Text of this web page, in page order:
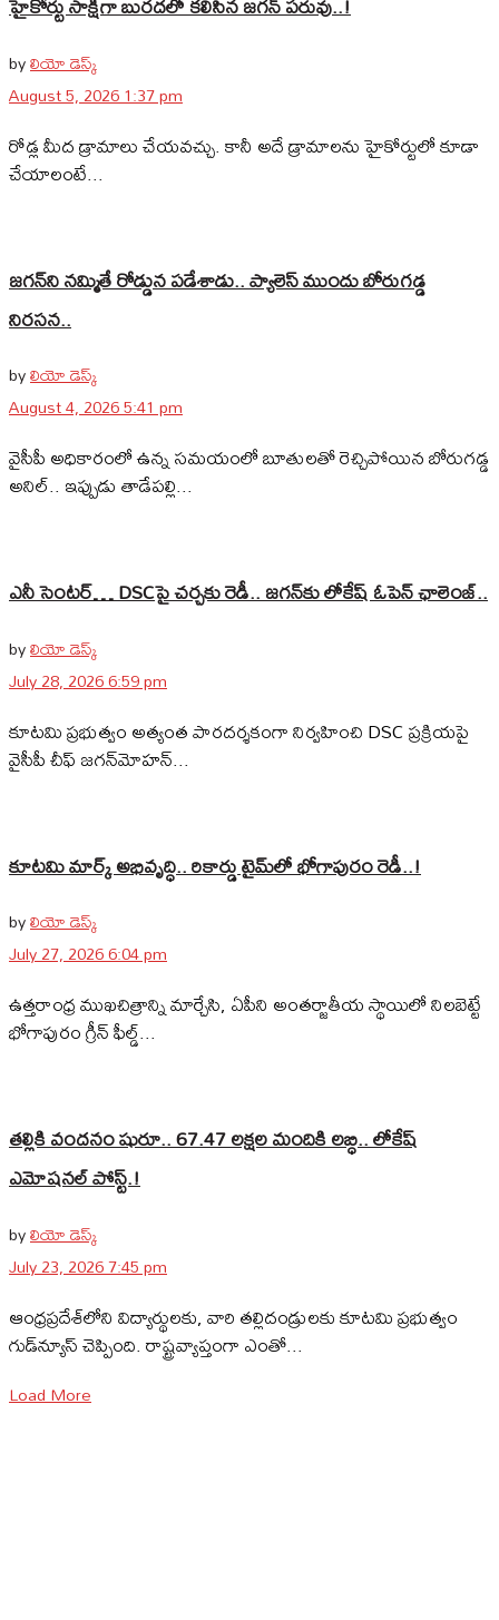
byలియో డెస్క్
August 5, 2026 1:37 pm
రోడ్ల మీద డ్రామాలు చేయవచ్చు. కానీ అదే డ్రామాలను హైకోర్టులో కూడా
చేయాలంటే...
జగన్‌ని నమ్మితే రోడ్డున పడేశాడు.. ప్యాలెస్‌ ముందు బోరుగడ్డ
నిరసన..
byలియో డెస్క్
August 4, 2026 5:41 pm
వైసీపీ అధికారంలో ఉన్న సమయంలో బూతులతో రెచ్చిపోయిన బోరుగడ్డ
అనిల్‌.. ఇప్పుడు తాడేపల్లి...
ఎనీ సెంటర్‌… DSCపై చర్చకు రెడీ.. జగన్‌కు లోకేష్‌ ఓపెన్ ఛాలెంజ్..
byలియో డెస్క్
July 28, 2026 6:59 pm
కూటమి ప్రభుత్వం అత్యంత పారదర్శకంగా నిర్వహించి DSC ప్రక్రియపై
వైసీపీ చీఫ్ జగన్‌మోహన్...
కూటమి మార్క్ అభివృద్ధి.. రికార్డు టైమ్‌లో భోగాపురం రెడీ..!
byలియో డెస్క్
July 27, 2026 6:04 pm
ఉత్తరాంధ్ర ముఖచిత్రాన్ని మార్చేసి, ఏపీని అంతర్జాతీయ స్థాయిలో నిలబెట్టే
భోగాపురం గ్రీన్ ఫీల్డ్...
తల్లికి వందనం షురూ.. 67.47 లక్షల మందికి లబ్ధి.. లోకేష్‌
ఎమోషనల్ పోస్ట్‌.!
byలియో డెస్క్
July 23, 2026 7:45 pm
ఆంధ్రప్రదేశ్‌లోని విద్యార్థులకు, వారి తల్లిదండ్రులకు కూటమి ప్రభుత్వం
గుడ్‌న్యూస్ చెప్పింది. రాష్ట్రవ్యాప్తంగా ఎంతో...
Load More